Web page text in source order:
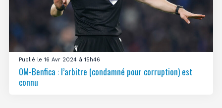
Publié le 16 Avr 2024 à 15h46
OM-Benfica : l’arbitre (condamné pour corruption) est
connu